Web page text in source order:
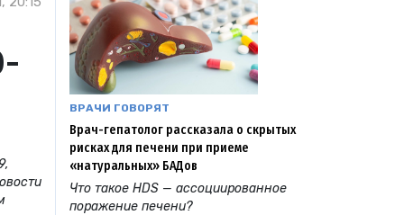
ВРАЧИ ГОВОРЯТ
Врач-гепатолог рассказала о скрытых
рисках для печени при приеме
«натуральных» БАДов
Что такое HDS — ассоциированное
поражение печени?